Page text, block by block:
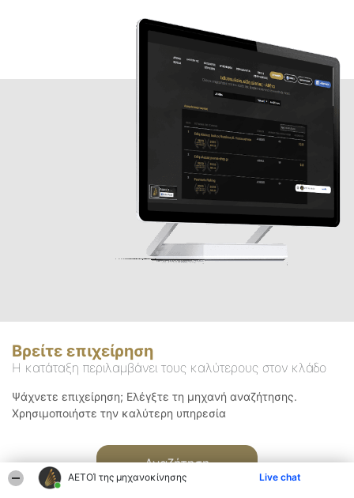
ΑΕΤΟΊ της μηχανοκίνησης Live chat
Βρείτε επιχείρηση
Η κατάταξη περιλαμβάνει τους καλύτερους στον κλάδο
Ψάχνετε επιχείρηση; Ελέγξτε τη μηχανή αναζήτησης.
Χρησιμοποιήστε την καλύτερη υπηρεσία
Αναζήτηση